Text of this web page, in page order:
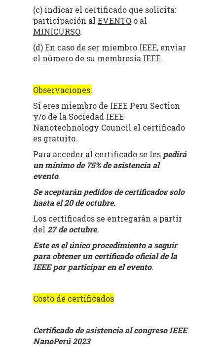
(c) indicar el certificado que solicita:
participación alEVENTO o al
MINICURSO.
(d) En caso de ser miembro IEEE, enviar
el número de su membresía IEEE.
Observaciones:
Si eres miembro de IEEE Peru Section
y/o de la Sociedad IEEE
Nanotechnology Council el certificado
es gratuito.
Para acceder al certificado se les pedirá
un mínimo de 75% de asistencia al
evento.
Se aceptarán pedidos de certificados solo
hasta el 20 de octubre.
Los certificados se entregarán a partir
del27 de octubre.
Este es el único procedimiento a seguir
para obtener un certificado oficial de la
IEEE por participar en el evento.
Costo de certificados
Certificado de asistencia al congreso IEEE
NanoPerú 2023